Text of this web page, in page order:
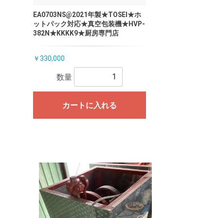
EA0703NS@2021年製★TOSEI★ホ
ットパック対応★真空包装機★HVP-
382N★KKKK9★厨房専門店
￥330,000
数量
カートに入れる